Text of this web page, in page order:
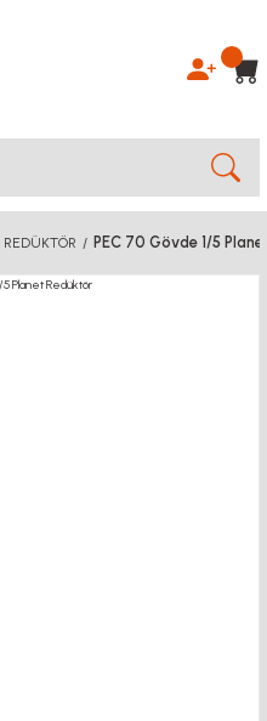
REDÜKTÖR PEC 70 Gövde 1/5